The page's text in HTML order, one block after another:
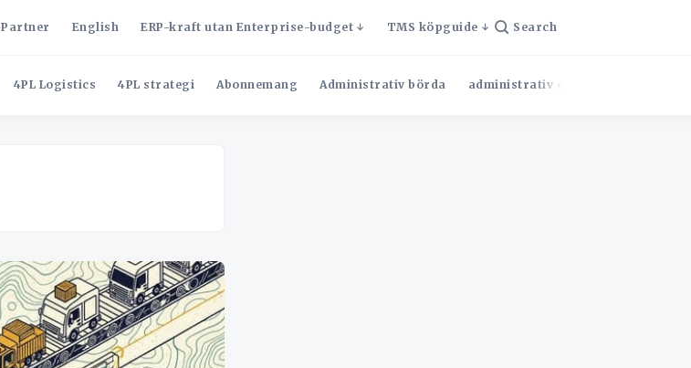
Partner English ERP-kraft utan Enterprise-budget TMS köpguide Search
4PL Logistics 4PL strategi Abonnemang Administrativ börda administrativ effektivitet